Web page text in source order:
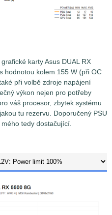
karty Asus DUAL RX
hodnotou kolem 155 W (při OC
při volbě zdroje napájení
výkon nejen pro potřeby
váš procesor, zbytek systému
tu rezervu. Doporučený PSU
tedy dostačující.